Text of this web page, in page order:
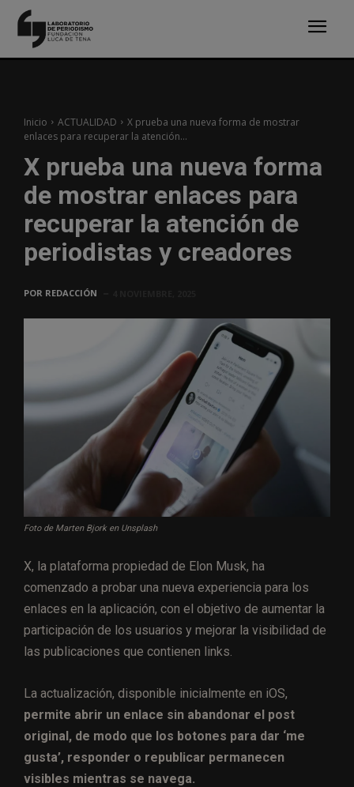
Inicio ACTUALIDAD
X prueba una nueva forma de mostrar
enlaces para recuperar la atención...
X prueba una nueva forma
de mostrar enlaces para
recuperar la atención de
periodistas y creadores
POR REDACCIÓN
Foto de Marten Bjork en Unsplash
X, la plataforma propiedad de Elon Musk, ha
comenzado a probar una nueva experiencia para los
enlaces en la aplicación, con el objetivo de aumentar la
participación de los usuarios y mejorar la visibilidad de
las publicaciones que contienen links.
La actualización, disponible inicialmente en iOS,
permite abrir un enlace sin abandonar el post
original, de modo que los botones para dar ‘me
gusta’, responder o republicar permanecen
visibles mientras se navega.